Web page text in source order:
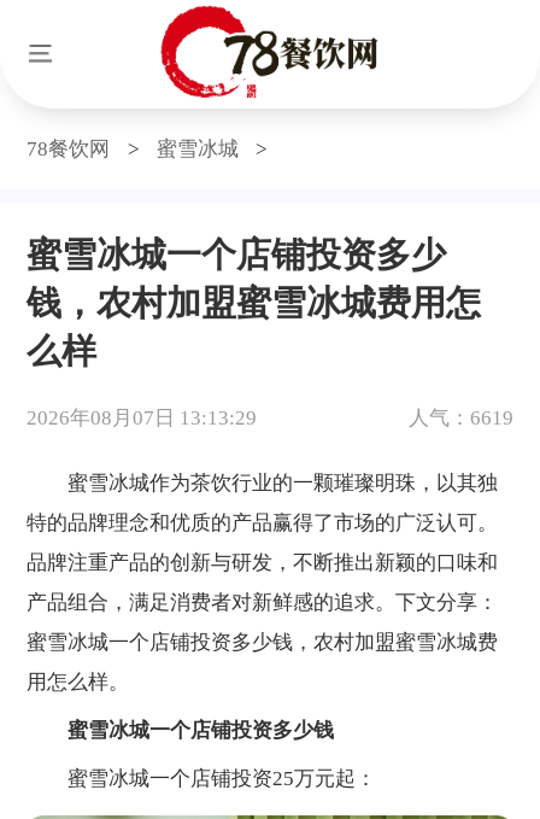
78餐饮网 > 蜜雪冰城 >
蜜雪冰城一个店铺投资多少
钱，农村加盟蜜雪冰城费用怎
么样
2026年08月07日 13:13:29 人气：6619
蜜雪冰城作为茶饮行业的一颗璀璨明珠，以其独
特的品牌理念和优质的产品赢得了市场的广泛认可。
品牌注重产品的创新与研发，不断推出新颖的口味和
产品组合，满足消费者对新鲜感的追求。下文分享：
蜜雪冰城一个店铺投资多少钱，农村加盟蜜雪冰城费
用怎么样。
蜜雪冰城一个店铺投资多少钱
蜜雪冰城一个店铺投资25万元起：